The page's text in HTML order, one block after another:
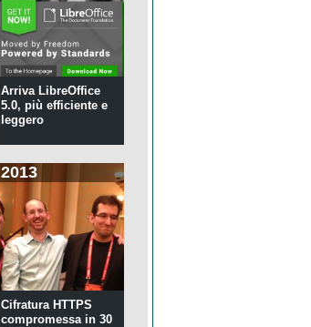
Arriva LibreOffice
5.0, più efficiente e
leggero
2013
Cifratura HTTPS
compromessa in 30